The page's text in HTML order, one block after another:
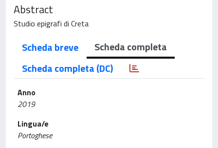
Abstract
Studio epigrafi di Creta
Scheda breve
Scheda completa
Scheda completa (DC)
Anno
2019
Lingua/e
Portoghese